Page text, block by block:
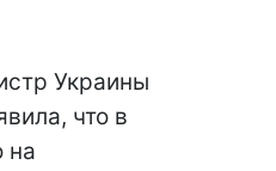
Украины
что в
на